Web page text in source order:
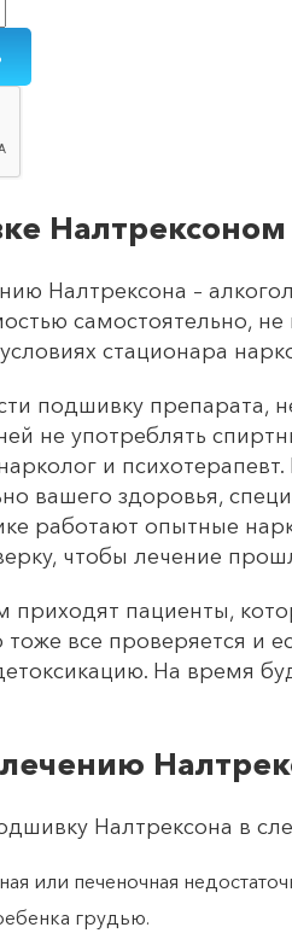
Налтрексоном
Налтрексона –
самостоятельно,
стационара
подшивку препарата,
не употреблять
и
вашего здоровья,
работают опытные
чтобы лечение
приходят пациенты,
все проверяется и
На время
Налтрексона в
или печеночная
грудью.